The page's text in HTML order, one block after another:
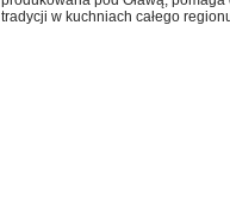
tradycji w kuchniach całego